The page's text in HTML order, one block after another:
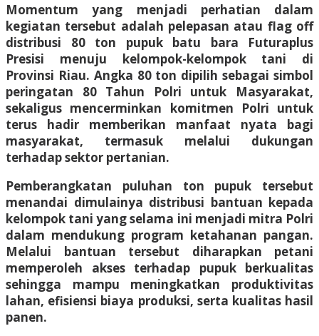
Momentum yang menjadi perhatian dalam
kegiatan tersebut adalah pelepasan atau flag off
distribusi 80 ton pupuk batu bara Futuraplus
Presisi menuju kelompok-kelompok tani di
Provinsi Riau. Angka 80 ton dipilih sebagai simbol
peringatan 80 Tahun Polri untuk Masyarakat,
sekaligus mencerminkan komitmen Polri untuk
terus hadir memberikan manfaat nyata bagi
masyarakat, termasuk melalui dukungan
terhadap sektor pertanian.
Pemberangkatan puluhan ton pupuk tersebut
menandai dimulainya distribusi bantuan kepada
kelompok tani yang selama ini menjadi mitra Polri
dalam mendukung program ketahanan pangan.
Melalui bantuan tersebut diharapkan petani
memperoleh akses terhadap pupuk berkualitas
sehingga mampu meningkatkan produktivitas
lahan, efisiensi biaya produksi, serta kualitas hasil
panen.